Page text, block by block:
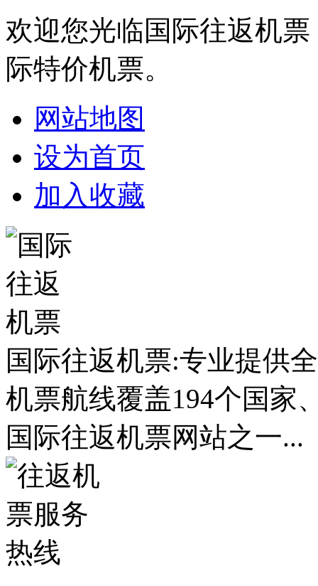
欢迎您光临国际往返机
际特价机票。
网站地图
设为首页
加入收藏
国际往返机票:专业提供
机票航线覆盖194个国家
国际往返机票网站之一...